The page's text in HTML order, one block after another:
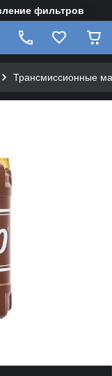
фильтров
Трансмиссионные